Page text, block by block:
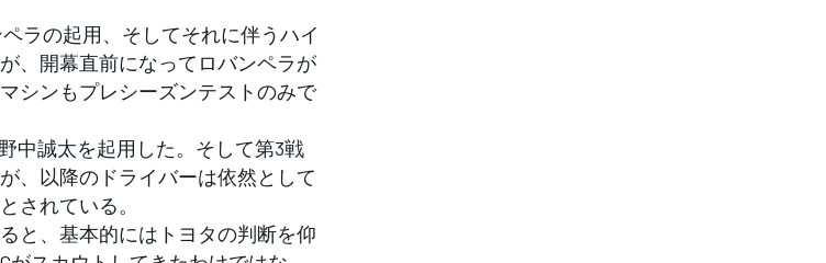
ラの起用、そしてそれに伴うハイ
、開幕直前になってロバンペラが
シンもプレシーズンテストのみで
中誠太を起用した。そして第3戦
、以降のドライバーは依然として
されている。
と、基本的にはトヨタの判断を仰